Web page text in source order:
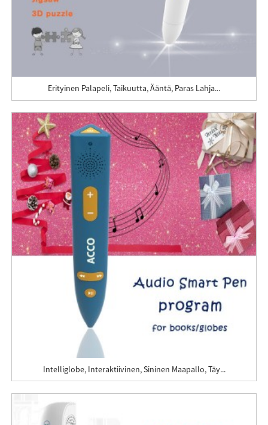
Erityinen Palapeli, Taikuutta, Ääntä, Paras Lahja...
Intelliglobe, Interaktiivinen, Sininen Maapallo, Täy...